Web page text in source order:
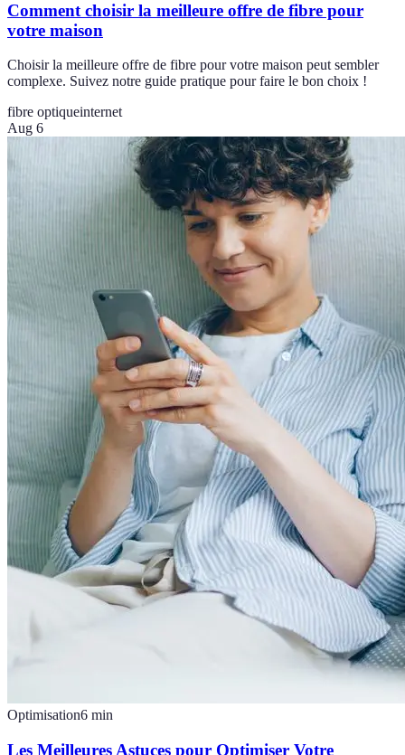
Comment choisir la meilleure offre de fibre pour
votre maison
Choisir la meilleure offre de fibre pour votre maison peut sembler
complexe. Suivez notre guide pratique pour faire le bon choix !
fibre optiqueinternet
Aug 6
Optimisation6 min
Les Meilleures Astuces pour Optimiser Votre